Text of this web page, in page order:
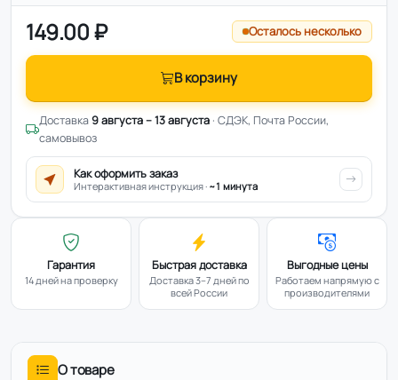
149.00 ₽ Осталось несколько
В корзину
Доставка9 августа – 13 августа · СДЭК, Почта России,
самовывоз
Как оформить заказ
Интерактивная инструкция · ~1 минута
Гарантия
14 дней на проверку
Быстрая доставка
Доставка 3–7 дней по
всей России
Выгодные цены
Работаем напрямую с
производителями
О товаре